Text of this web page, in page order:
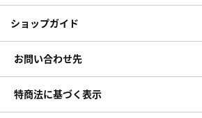
ショップガイド
お問い合わせ先
特商法に基づく表示